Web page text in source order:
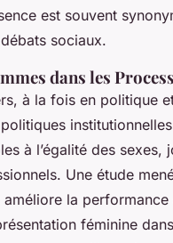
est souvent
sociaux.
dans les
à la fois en politique
à l’égalité des
Une étude
la
féminine